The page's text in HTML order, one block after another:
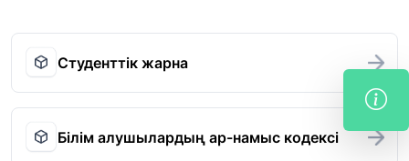
Студенттік жарна
Білім алушылардың ар-намыс кодексі